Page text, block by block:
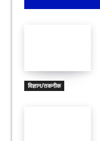
विज्ञान/तकनीक